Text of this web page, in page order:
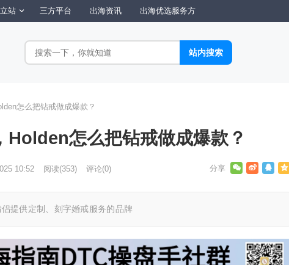
站 三方平台 出海资讯 出海优选服务方
怎么把钻戒做成爆款？
Holden怎么把钻戒做成爆款？
10:52 阅读(353) 评论(0)
提供定制、刻字婚戒服务的品牌